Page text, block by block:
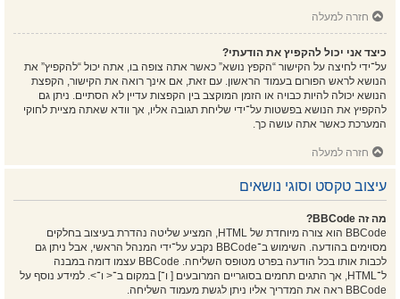
חזרה למעלה
כיצד אני יכול להקפיץ את הודעתי?
על־ידי לחיצה על הקישור “הקפץ נושא” כאשר אתה צופה בו, אתה יכול “להקפיץ” את
הנושא לראש הפורום בעמוד הראשון. עם זאת, אם אינך רואה את הקישור, הקפצת
הנושא יכולה להיות כבויה או הזמן המוקצב בין הקפצות עדיין לא הסתיים. ניתן גם
להקפיץ את הנושא בפשטות על־ידי שליחת תגובה אליו, אך וודא שאתה מציית לחוקי
המערכת כאשר אתה עושה כך.
חזרה למעלה
עיצוב טקסט וסוגי נושאים
מה זה BBCode?
BBCode הוא צורה מיוחדת של HTML, המציע שליטה נהדרת בעיצוב בחלקים
מסוימים בהודעה. השימוש ב־BBCode נקבע על־ידי המנהל הראשי, אבל ניתן גם
לכבות אותו בכל הודעה בפרט מטופס השליחה. BBCode עצמו דומה במבנה
ל־HTML, אך התגים תחמים בסוגריים המרובעים [ ו־] במקום ב־< ו־>. למידע נוסף על
BBCode ראה את המדריך אליו ניתן לגשת מעמוד השליחה.